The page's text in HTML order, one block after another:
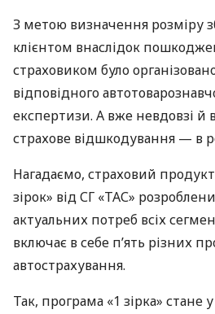
З метою визначення розміру
клієнтом внаслідок
страховиком було
відповідного
експертизи. А вже невдовзі
страхове відшкодування — в
Нагадаємо, страховий
зірок» від СГ «ТАС»
актуальних потреб всіх
включає в себе п’ять різних
автострахування.
Так, програма «1 зірка» стане